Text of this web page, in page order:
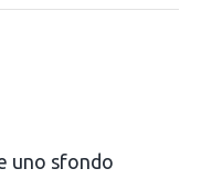
uno sfondo